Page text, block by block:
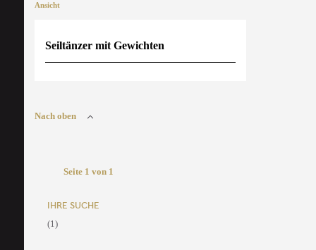
Ansicht
Seiltänzer mit Gewichten
Nach oben
Seite 1 von 1
IHRE SUCHE
(1)